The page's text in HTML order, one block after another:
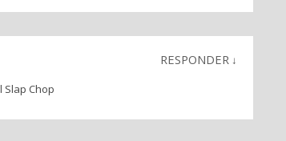
RESPONDER ↓
Slap Chop